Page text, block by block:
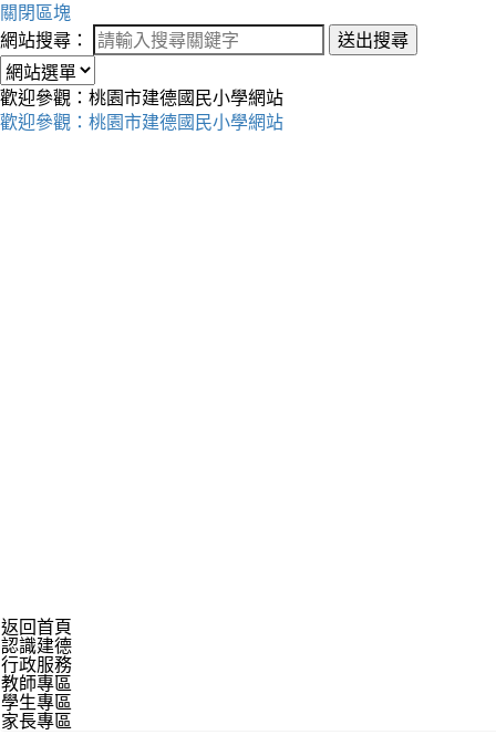
關閉區塊
網站搜尋：
送出搜尋
歡迎參觀：桃園市建德國民小學網站
歡迎參觀：桃園市建德國民小學網站
返回首頁
認識建德
行政服務
教師專區
學生專區
家長專區